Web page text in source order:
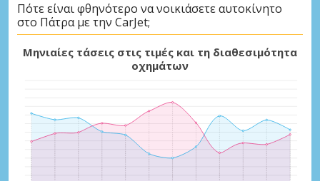
Πότε είναι φθηνότερο να νοικιάσετε αυτοκίνητο
στο Πάτρα με την CarJet;
Μηνιαίες τάσεις στις τιμές και τη διαθεσιμότητα
οχημάτων